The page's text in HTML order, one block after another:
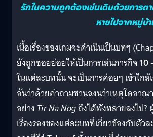
รักในความถูกต้องเช่นเดิมด้วยการต
หายไปจากหมู่บ้
เนื้อเรื่องของเกมจะดำเนินเป็นบทๆ
ยังถูกซอยย่อยให้เป็นการเล่นภารกิจ10
ในแต่ละบทนั้น จะเป็นการค่อยๆ เข้าใกล้
อันว่าด้วยคำถามชวนฉงนว่าเหตุใดอาณ
อย่าง Tir Na Nogถึงได้พังทลายลงไป?
เรื่องรองของแต่ละบทที่เกี่ยวข้องกับตัว